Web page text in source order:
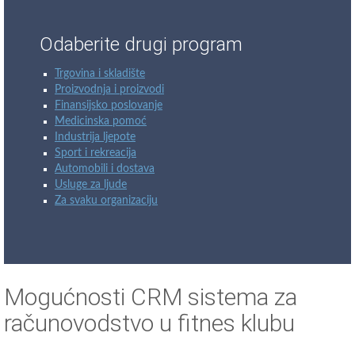
Odaberite drugi program
Trgovina i skladište
Proizvodnja i proizvodi
Finansijsko poslovanje
Medicinska pomoć
Industrija ljepote
Sport i rekreacija
Automobili i dostava
Usluge za ljude
Za svaku organizaciju
Mogućnosti CRM sistema za
računovodstvo u fitnes klubu